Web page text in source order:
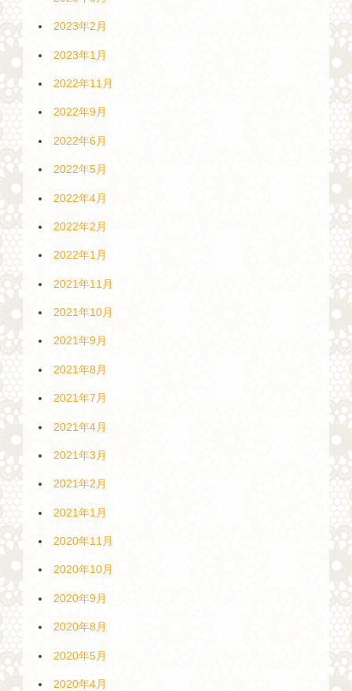
2023年2月
2023年1月
2022年11月
2022年9月
2022年6月
2022年5月
2022年4月
2022年2月
2022年1月
2021年11月
2021年10月
2021年9月
2021年8月
2021年7月
2021年4月
2021年3月
2021年2月
2021年1月
2020年11月
2020年10月
2020年9月
2020年8月
2020年5月
2020年4月